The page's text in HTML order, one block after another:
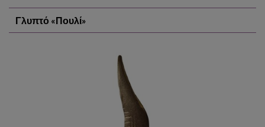
Γλυπτό «Πουλί»